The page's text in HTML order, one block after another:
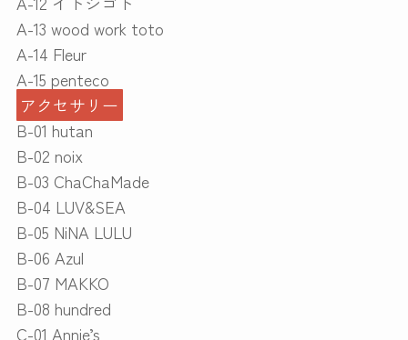
A-13 wood work toto
A-14 Fleur
A-15 penteco
アクセサリー
B-01 hutan
B-02 noix
B-03 ChaChaMade
B-04 LUV&SEA
B-05 NiNA LULU
B-06 Azul
B-07 MAKKO
B-08 hundred
C-01 Annie’s